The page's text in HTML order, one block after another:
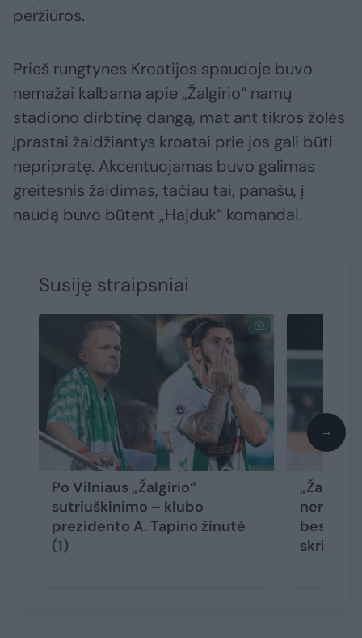
peržiūros.
Prieš rungtynes Kroatijos spaudoje buvo
nemažai kalbama apie „Žalgirio“ namų
stadiono dirbtinę dangą, mat ant tikros žolės
įprastai žaidžiantys kroatai prie jos gali būti
nepripratę. Akcentuojamas buvo galimas
greitesnis žaidimas, tačiau tai, panašu, į
naudą buvo būtent „Hajduk“ komandai.
Susiję straipsniai
Po Vilniaus „Žalgirio“
sutriuškinimo – klubo
prezidento A. Tapino žinutė
(1)
skriejo
→